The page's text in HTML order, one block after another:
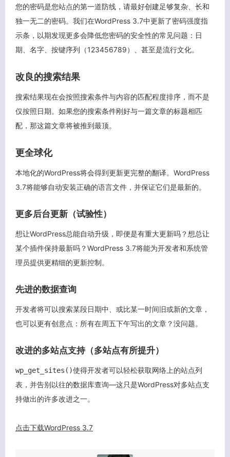
您的密码是您站点的第一道防线，请最好创建足够复杂、长和
独一无二的密码。我们在WordPress 3.7中更新了密码强度指
示条，以期发现更多会降低您密码的安全性的常见问题：日
期、名字、按键序列（123456789）、甚至是流行文化。
改良的搜索结果
搜索结果现在会按照搜索条件与内容的匹配程度排序，而不是
仅按照日期。如果您的搜索条件刚好与一篇文章的标题相匹
配，那这篇文章将被推到最顶。
更全球化
本地化的WordPress将会得到更新更完整的翻译。WordPress
3.7将能够自动安装正确的语言文件，并保证它们是最新的。
更多后台更新（试验性）
想让WordPress总能自动升级，即便是有重大更新吗？想总让
某个插件保持最新吗？WordPress 3.7将能为开发者和系统管
理员提供更精细的更新控制。
先进的数据查询
开发者将可以搜索某段日期中、或比某一时间旧或新的文章，
也可以更有创意点：所有在周五下午写出的文章？没问题。
改进的多站点支持（多站点有所提升）
wp_get_sites()使得开发者可以轻松获取网络上的站点列
表，并告别以往的数据库查询—这只是WordPress对多站点支
持做出的许多改进之一。
点击下载WordPress 3.7